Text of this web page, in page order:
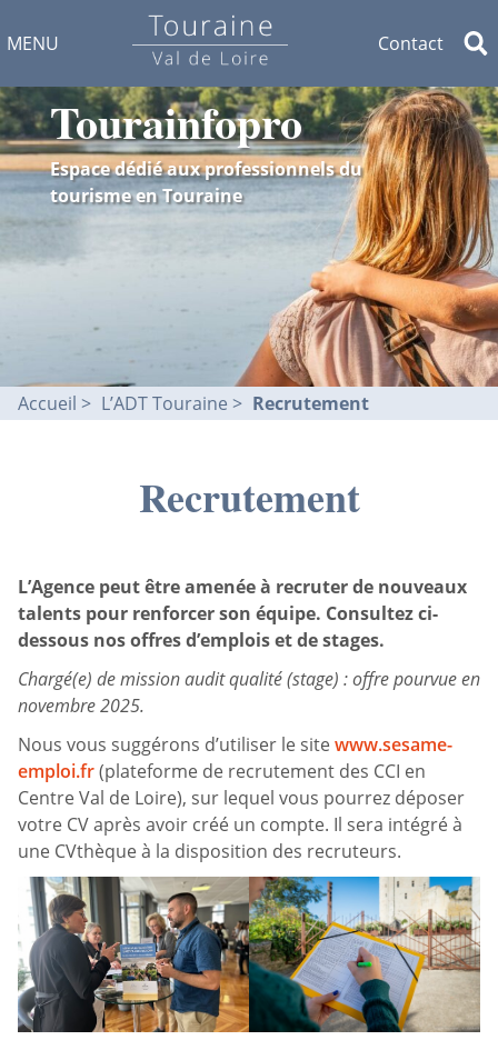
MENU Contact
Tourainfopro
Espace dédié aux professionnels du
tourisme en Touraine
Accueil L’ADT Touraine Recrutement
Recrutement
L’Agence peut être amenée à recruter de nouveaux
talents pour renforcer son équipe. Consultez ci-
dessous nos offres d’emplois et de stages.
Chargé(e) de mission audit qualité (stage) : offre pourvue en
novembre 2025.
Nous vous suggérons d’utiliser le sitewww.sesame-
emploi.fr(plateforme de recrutement des CCI en
Centre Val de Loire), sur lequel vous pourrez déposer
votre CV après avoir créé un compte. Il sera intégré à
une CVthèque à la disposition des recruteurs.